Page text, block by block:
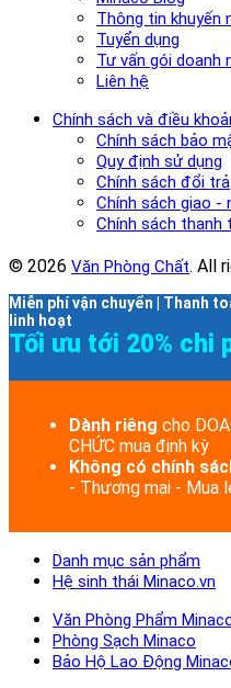
Thông tin khuyến
Tuyển dụng
Tư vấn gói doanh
Liên hệ
Chính sách và điều
Chính sách bảo
Quy định sử dụng
Chính sách đổi trả
Chính sách giao -
Chính sách thanh
© 2026 Văn Phòng Chất. All
Miễn phí vận chuyển | Thanh
linh hoạt
Tối ưu tới 20% chi
Dành riêng cho
CHỨC mua định kỳ
Không có chính
- Thương mại - Mua
Danh mục sản phẩm
Hệ sinh thái Minaco.vn
Văn Phòng Phẩm
Phòng Sạch Minaco
Bảo Hộ Lao Động